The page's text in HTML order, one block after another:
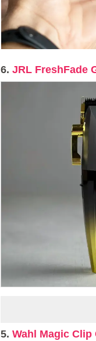
6. JRL FreshFade
5. Wahl Magic Clip